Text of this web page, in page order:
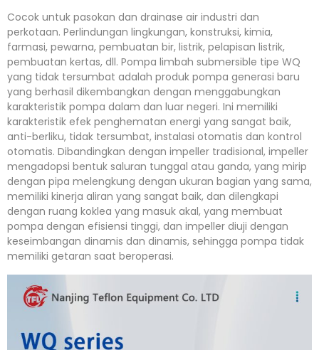
Cocok untuk pasokan dan drainase air industri dan
perkotaan. Perlindungan lingkungan, konstruksi, kimia,
farmasi, pewarna, pembuatan bir, listrik, pelapisan listrik,
pembuatan kertas, dll. Pompa limbah submersible tipe WQ
yang tidak tersumbat adalah produk pompa generasi baru
yang berhasil dikembangkan dengan menggabungkan
karakteristik pompa dalam dan luar negeri. Ini memiliki
karakteristik efek penghematan energi yang sangat baik,
anti-berliku, tidak tersumbat, instalasi otomatis dan kontrol
otomatis. Dibandingkan dengan impeller tradisional, impeller
mengadopsi bentuk saluran tunggal atau ganda, yang mirip
dengan pipa melengkung dengan ukuran bagian yang sama,
memiliki kinerja aliran yang sangat baik, dan dilengkapi
dengan ruang koklea yang masuk akal, yang membuat
pompa dengan efisiensi tinggi, dan impeller diuji dengan
keseimbangan dinamis dan dinamis, sehingga pompa tidak
memiliki getaran saat beroperasi.